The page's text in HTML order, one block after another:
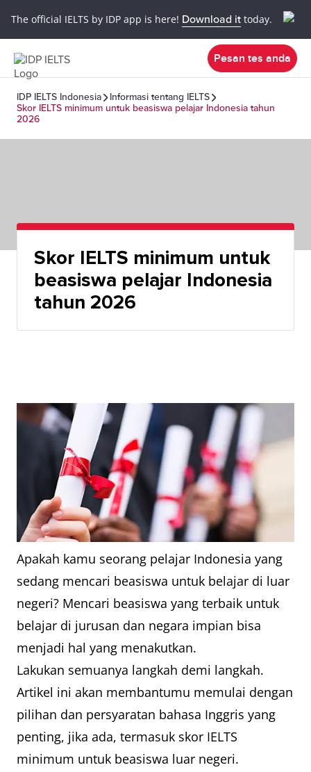
The official IELTS by IDP app is here! Download it today.
Pesan tes anda
IDP IELTS Indonesia
Informasi tentang IELTS
Skor IELTS minimum untuk beasiswa pelajar Indonesia tahun
2026
Skor IELTS minimum untuk
beasiswa pelajar Indonesia
tahun 2026
Apakah kamu seorang pelajar Indonesia yang
sedang mencari beasiswa untuk belajar di luar
negeri? Mencari beasiswa yang terbaik untuk
belajar di jurusan dan negara impian bisa
menjadi hal yang menakutkan.
Lakukan semuanya langkah demi langkah.
Artikel ini akan membantumu memulai dengan
pilihan dan persyaratan bahasa Inggris yang
penting, jika ada, termasuk skor IELTS
minimum untuk beasiswa luar negeri.